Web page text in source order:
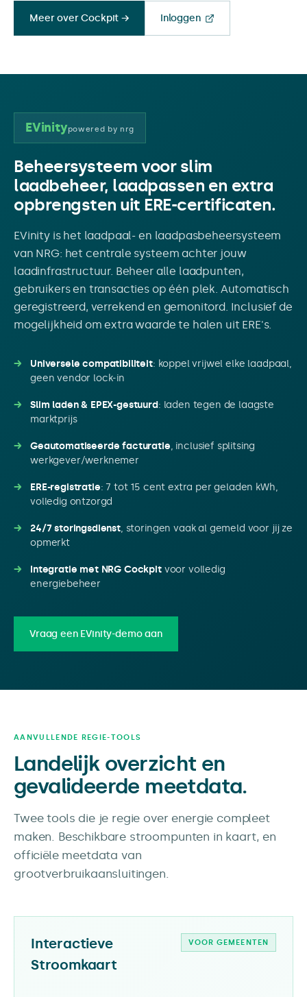
Meer over Cockpit → Inloggen
EVinitypowered by nrg
Beheersysteem voor slim
laadbeheer, laadpassen en extra
opbrengsten uit ERE-certificaten.
EVinity is het laadpaal- en laadpasbeheersysteem
van NRG: het centrale systeem achter jouw
laadinfrastructuur. Beheer alle laadpunten,
gebruikers en transacties op één plek. Automatisch
geregistreerd, verrekend en gemonitord. Inclusief de
mogelijkheid om extra waarde te halen uit ERE's.
Universele compatibiliteit: koppel vrijwel elke laadpaal,
geen vendor lock-in
Slim laden & EPEX-gestuurd: laden tegen de laagste
marktprijs
Geautomatiseerde facturatie, inclusief splitsing
werkgever/werknemer
ERE-registratie: 7 tot 15 cent extra per geladen kWh,
volledig ontzorgd
24/7 storingsdienst, storingen vaak al gemeld voor jij ze
opmerkt
Integratie met NRG Cockpitvoor volledig
energiebeheer
Vraag een EVinity-demo aan
AANVULLENDE REGIE-TOOLS
Landelijk overzicht en
gevalideerde meetdata.
Twee tools die je regie over energie compleet
maken. Beschikbare stroompunten in kaart, en
officiële meetdata van
grootverbruikaansluitingen.
Interactieve
Stroomkaart
VOOR GEMEENTEN